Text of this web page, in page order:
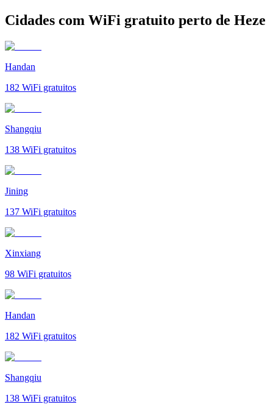
Cidades com WiFi gratuito perto de Heze
Handan
182 WiFi gratuitos
Shangqiu
138 WiFi gratuitos
Jining
137 WiFi gratuitos
Xinxiang
98 WiFi gratuitos
Handan
182 WiFi gratuitos
Shangqiu
138 WiFi gratuitos